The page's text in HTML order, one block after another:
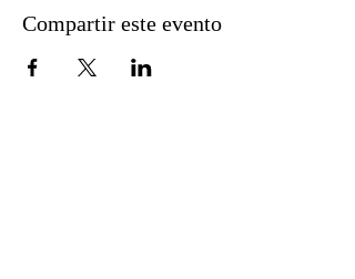
Compartir este evento